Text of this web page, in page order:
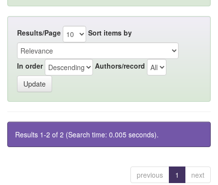
Results/Page Sort items by
In order Authors/record
Results 1-2 of 2 (Search time: 0.005 seconds).
previous 1 next